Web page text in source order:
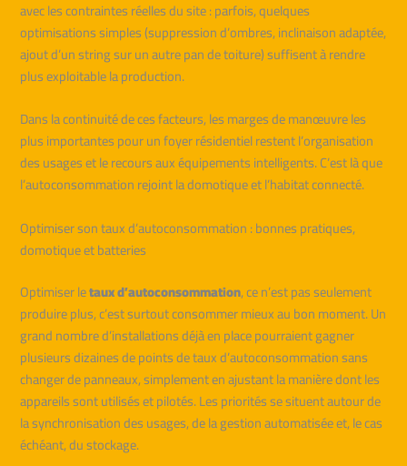
avec les contraintes réelles du site : parfois, quelques
optimisations simples (suppression d’ombres, inclinaison adaptée,
ajout d’un string sur un autre pan de toiture) suffisent à rendre
plus exploitable la production.
Dans la continuité de ces facteurs, les marges de manœuvre les
plus importantes pour un foyer résidentiel restent l’organisation
des usages et le recours aux équipements intelligents. C’est là que
l’autoconsommation rejoint la domotique et l’habitat connecté.
Optimiser son taux d’autoconsommation : bonnes pratiques,
domotique et batteries
Optimiser letaux d’autoconsommation, ce n’est pas seulement
produire plus, c’est surtout consommer mieux au bon moment. Un
grand nombre d’installations déjà en place pourraient gagner
plusieurs dizaines de points de taux d’autoconsommation sans
changer de panneaux, simplement en ajustant la manière dont les
appareils sont utilisés et pilotés. Les priorités se situent autour de
la synchronisation des usages, de la gestion automatisée et, le cas
échéant, du stockage.